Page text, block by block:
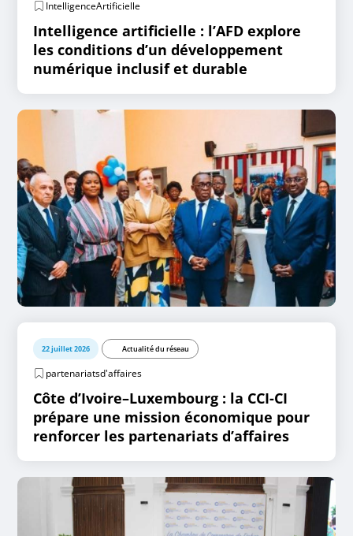
IntelligenceArtificielle
Intelligence artificielle : l’AFD explore
les conditions d’un développement
numérique inclusif et durable
22 juillet 2026 Actualité du réseau
partenariatsd'affaires
Côte d’Ivoire–Luxembourg : la CCI-CI
prépare une mission économique pour
renforcer les partenariats d’affaires